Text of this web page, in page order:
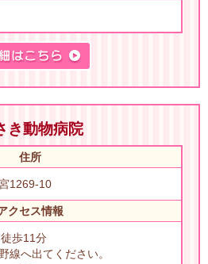
き動物病院
住所
1269-10
クセス情報
歩11分
線へ出てください。